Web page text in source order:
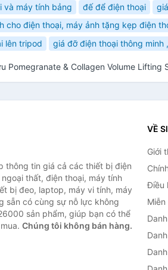
và máy tính bảng đế để điện thoại
cho điện thoại, máy ảnh tặng kẹp điện
lên tripod giá đỡ điện thoại thông
Pomegranate & Collagen Volume Lifting
thông tin giá cả các thiết bị điện
thất, điện thoại, máy tính
bị đeo, laptop, máy vi tính, máy
sẵn có cùng sự nỗ lực không
sản phẩm, giúp bạn có thể
Chúng tôi không bán hàng.
VỀ
Giới
Điều